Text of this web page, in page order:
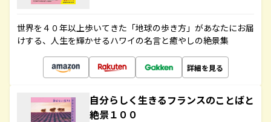
世界を４０年以上歩いてきた「地球の歩き方」があなたにお届
けする、人生を輝かせるハワイの名言と癒やしの絶景集
詳細を見る
自分らしく生きるフランスのことばと
絶景１００